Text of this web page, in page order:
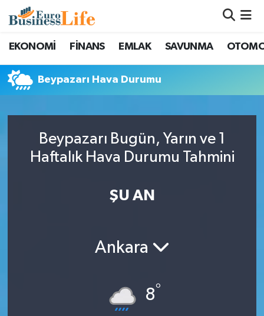
EKONOMİ FİNANS EMLAK SAVUNMA
Beypazarı Hava Durumu
Beypazarı Bugün, Yarın ve 1
Haftalık Hava Durumu Tahmini
ŞU AN
Ankara
8°
Nöbetçi Eczaneler
Hava Durumu
Trafik Durumu
Süper Lig Puan Durumu ve Fikstür